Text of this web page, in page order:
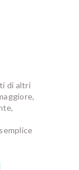
di altri